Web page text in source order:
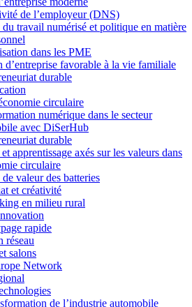
de l’employeur (DNS)
travail numérisé et politique en matière
dans les PME
d’entreprise favorable à la vie familiale
durable
circulaire
numérique dans le secteur
avec DiSerHub
durable
apprentissage axés sur les valeurs dans
circulaire
valeur des batteries
et créativité
en milieu rural
rapide
réseau
salons
Network
de l’industrie automobile